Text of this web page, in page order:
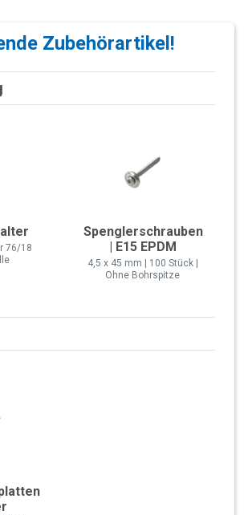
Zubehörartikel!
76/18
Spenglerschrauben
| E15 EPDM
4,5 x 45 mm | 100 Stück |
Ohne Bohrspitze